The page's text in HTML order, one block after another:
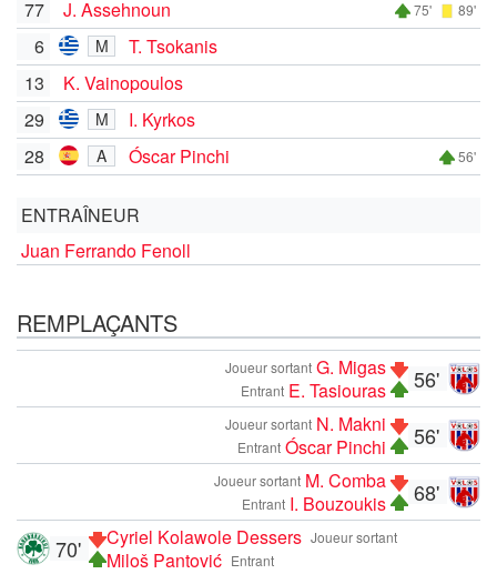
77 J. Assehnoun 75' 89'
6 M
T. Tsokanis
13
K. Vainopoulos
29
M
I. Kyrkos
28
A Óscar Pinchi 56'
ENTRAÎNEUR
Juan Ferrando Fenoll
REMPLAÇANTS
56'
Joueur sortant G. Migas
Entrant E. Tasiouras
56'
Joueur sortant N. Makni
Entrant Óscar Pinchi
68'
Joueur sortant M. Comba
Entrant I. Bouzoukis
Joueur sortant
Cyriel Kolawole Dessers
Entrant
Miloš Pantović
70'